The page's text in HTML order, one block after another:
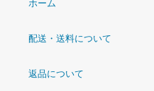
ホーム
配送・送料について
返品について